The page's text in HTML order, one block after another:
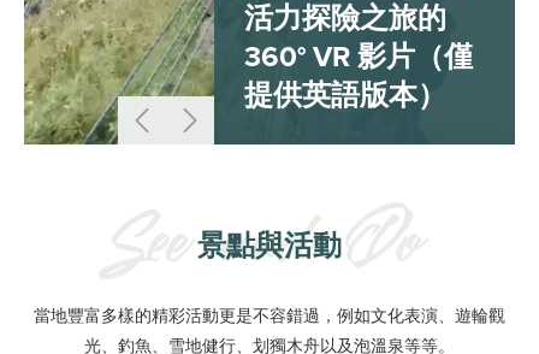
活力探險之旅的
360° VR 影片（僅
提供英語版本）
景點與活動
當地豐富多樣的精彩活動更是不容錯過，例如文化表演、遊輪觀
光、釣魚、雪地健行、划獨木舟以及泡溫泉等等。